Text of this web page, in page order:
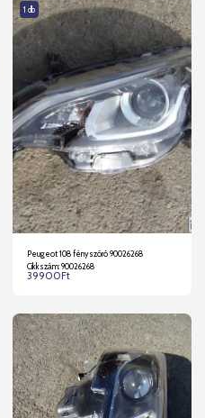
1 db
Peugeot 108 fényszóró 90026268
Cikkszám: 90026268
39900Ft